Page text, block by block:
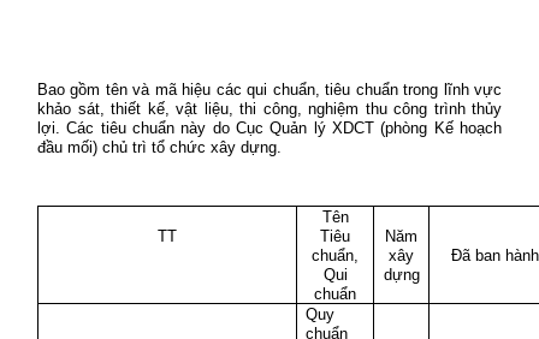
Bao gồm tên và mã hiệu các qui chuẩn, tiêu chuẩn trong lĩnh vực
khảo sát, thiết kế, vật liệu, thi công, nghiệm thu công trình thủy
lợi. Các tiêu chuẩn này do Cục Quản lý XDCT (phòng Kế hoạch
đầu mối) chủ trì tổ chức xây dựng.
TT
Tên
Tiêu
chuẩn,
Qui
chuẩn
Năm
xây
dựng
Đã ban hành
Quy
chuẩn